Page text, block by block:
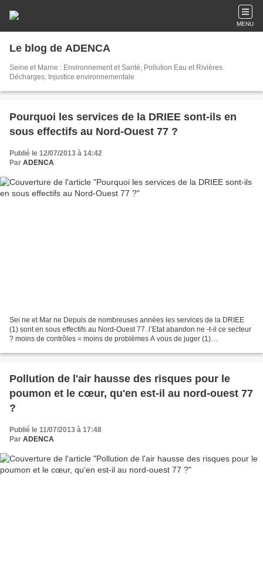
MENU
Le blog de ADENCA
Seine et Marne : Environnement et Santé, Pollution Eau et Rivières
Décharges, Injustice environnementale
Pourquoi les services de la DRIEE sont-ils en
sous effectifs au Nord-Ouest 77 ?
Publié le 12/07/2013 à 14:42
Par ADENCA
Sei ne et Mar ne Depuis de nombreuses années les services de la DRIEE
(1) sont en sous effectifs au Nord-Ouest 77. l’Etat abandon ne -t-il ce secteur
? moins de contrôles = moins de problèmes A vous de juger (1)
marne-a717.html...
Pollution de l'air hausse des risques pour le
poumon et le cœur, qu'en est-il au nord-ouest 77
?
Publié le 11/07/2013 à 17:48
Par ADENCA